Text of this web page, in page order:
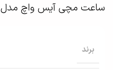
ساعت مچی آیس واچ مدل 019545
برند